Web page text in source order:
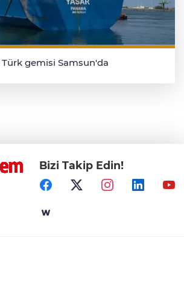
gemisi Samsun'da
Bizi Takip Edin!